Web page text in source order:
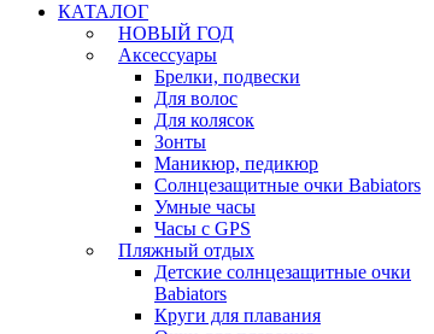
КАТАЛОГ
НОВЫЙ ГОД
Аксессуары
Брелки, подвески
Для волос
Для колясок
Зонты
Маникюр, педикюр
Солнцезащитные очки Babiators
Умные часы
Часы с GPS
Пляжный отдых
Детские солнцезащитные очки
Babiators
Круги для плавания